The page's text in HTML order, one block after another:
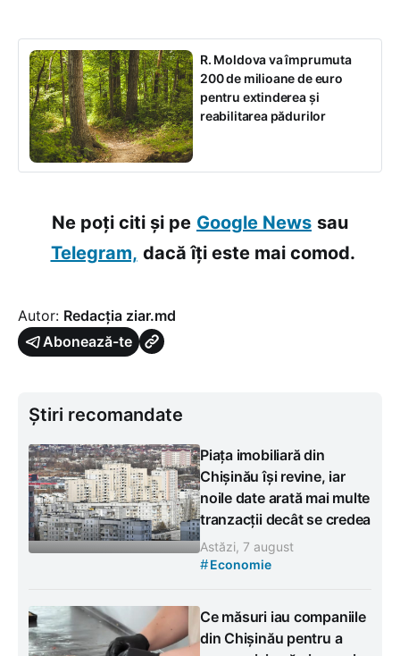
R. Moldova va împrumuta
200 de milioane de euro
pentru extinderea și
reabilitarea pădurilor
Ne poți citi și pe Google News sau
Telegram, dacă îți este mai comod.
Autor: Redacția ziar.md
Abonează-te
Știri recomandate
Piața imobiliară din
Chișinău își revine, iar
noile date arată mai multe
tranzacții decât se credea
Astăzi, 7 august
#Economie
Ce măsuri iau companiile
din Chișinău pentru a